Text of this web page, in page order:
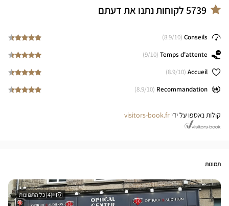
5739לקוחות נתנו את דעתם
Conseils
(
8.9/10)
Temps d'attente
(
9/10)
Accueil
(
8.9/10)
Recommandation
(
8.9/10)
קולות נאספו על ידי visitors-book.fr
תמונות
(4)כל התמונות